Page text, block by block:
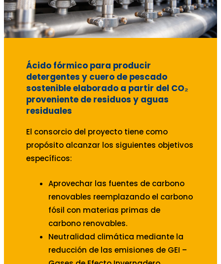
Ácido fórmico para producir
detergentes y cuero de pescado
sostenible elaborado a partir del CO₂
proveniente de residuos y aguas
residuales
El consorcio del proyecto tiene como
propósito alcanzar los siguientes objetivos
específicos:
Aprovechar las fuentes de carbono
renovables reemplazando el carbono
fósil con materias primas de
carbono renovables.
Neutralidad climática mediante la
reducción de las emisiones de GEI –